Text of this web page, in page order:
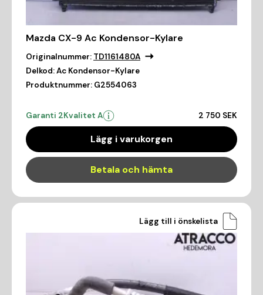
Mazda CX-9 Ac Kondensor-Kylare
Originalnummer: TD1161480A
Delkod:Ac Kondensor-Kylare
Produktnummer: G2554063
Garanti 2Kvalitet A 2 750 SEK
Lägg i varukorgen
Betala och hämta
Lägg till i önskelista